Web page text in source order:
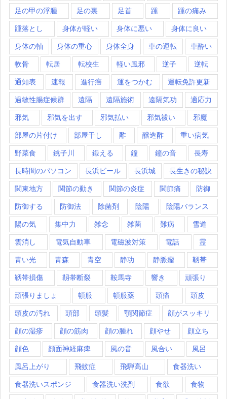
足の甲の浮腫 足の裏 足首 踵 踵の痛み
踵落とし 身体が軽い 身体に悪い 身体に良い
身体の軸 身体の重心 身体全身 車の運転 車酔い
軟骨 転居 転校生 軽い風邪 逆子 逆転
通知表 速報 進行癌 運をつかむ 運転免許更新
過敏性腸症候群 遠隔 遠隔施術 遠隔気功 適応力
邪気 邪気を出す 邪気払い 邪気祓い 邪魔
部屋の片付け 部屋干し 酢 醸造酢 重い病気
野菜食 銚子川 鍛える 鐘 鐘の音 長寿
長時間のパソコン 長浜ビール 長浜城 長生きの秘訣
関東地方 関節の動き 関節の炎症 関節痛 防御
防御する 防御法 除菌剤 陰陽 陰陽バランス
陽の気 集中力 雑念 雑菌 難病 雪道
雲消し 電気自動車 電磁波対策 電話 霊
青い光 青森 青空 静功 静脈瘤 靱帯
靱帯損傷 靱帯断裂 鞍馬寺 響き 頑張り
頑張りましょ 頓服 頓服薬 頭痛 頭皮
頭皮の汚れ 頭部 頭髪 顎関節症 顔がスッキリ
顔の湿疹 顔の筋肉 顔の腫れ 顔やせ 顔立ち
顔色 顔面神経麻痺 風の音 風合い 風呂
風呂上がり 飛蚊症 飛騨高山 食器洗い
食器洗いスポンジ 食器洗い洗剤 食欲 食物